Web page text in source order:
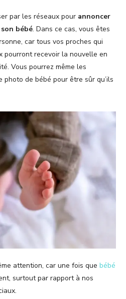
par les réseaux pour annoncer
bébé. Dans ce cas, vous êtes
car tous vos proches qui
pourront recevoir la nouvelle en
Vous pourrez même les
de bébé pour être sûr qu’ils
attention, car une fois que bébé
surtout par rapport à nos